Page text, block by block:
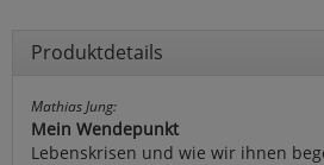
Produktdetails
Mathias Jung:
Mein Wendepunkt
Lebenskrisen und wie wir ihnen